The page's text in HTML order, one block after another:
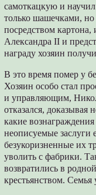
самоткацкую и
только шашечками,
посредством картона,
Александра II и
награду хозяин
В это время помер у
Хозяин особо стал
и управляющим,
отказался, доказывая
какие
неописуемые заслуги
безукоризненные их
уволить с фабрики.
возвратились в
крестьянством. Семья